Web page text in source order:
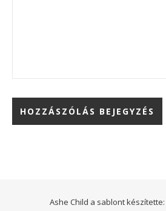
Ashe Child a sablont készítette: